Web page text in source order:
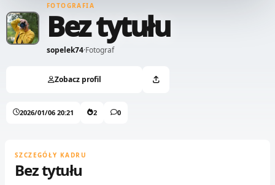
FOTOGRAFIA
Bez tytułu
sopelek74·Fotograf
Zobacz profil
2026/01/06 20:21 2 0
SZCZEGÓŁY KADRU
Bez tytułu